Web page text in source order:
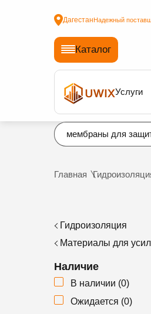
ДагестанНадежный
Каталог
Услуги
мембраны для
Главная
Гидроизоляция
Материалы для
Наличие
В наличии (0)
Ожидается (0)